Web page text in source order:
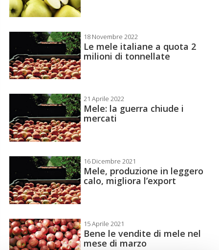
18 Novembre 2022
Le mele italiane a quota 2
milioni di tonnellate
21 Aprile 2022
Mele: la guerra chiude i
mercati
16 Dicembre 2021
Mele, produzione in leggero
calo, migliora l’export
15 Aprile 2021
Bene le vendite di mele nel
mese di marzo